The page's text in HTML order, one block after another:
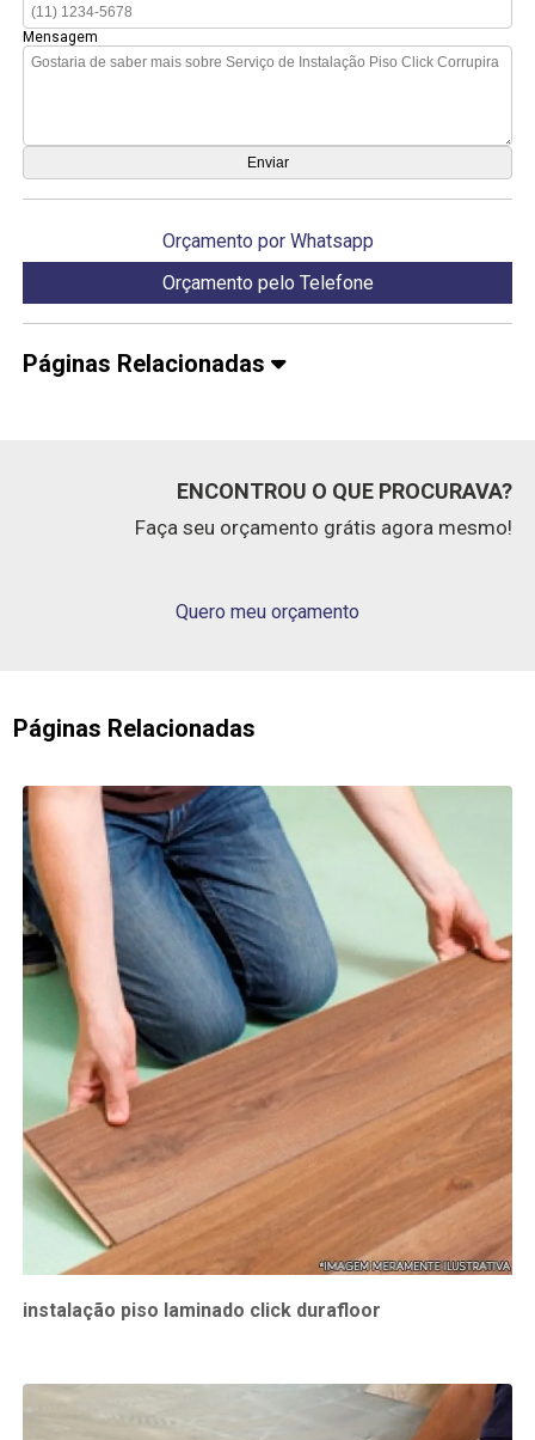
Mensagem
Orçamento por Whatsapp
Orçamento pelo Telefone
Páginas Relacionadas
ENCONTROU O QUE PROCURAVA?
Faça seu orçamento grátis agora mesmo!
Quero meu orçamento
Páginas Relacionadas
instalação piso laminado click durafloor